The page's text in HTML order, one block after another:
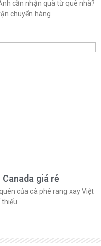
cần nhận quà từ quê nhà?
chuyển hàng
giá rẻ
của cà phê rang xay Việt
thiếu